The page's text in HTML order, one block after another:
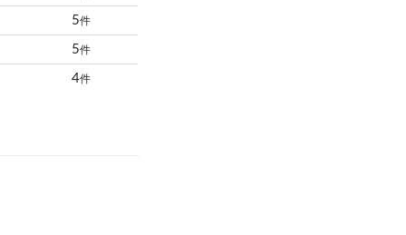
5件
5件
4件